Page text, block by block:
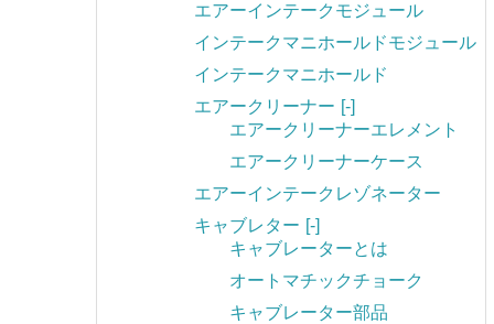
エアーインテークモジュール
インテークマニホールドモジュール
インテークマニホールド
エアークリーナー [-]
エアークリーナーエレメント
エアークリーナーケース
エアーインテークレゾネーター
キャブレター [-]
キャブレーターとは
オートマチックチョーク
キャブレーター部品